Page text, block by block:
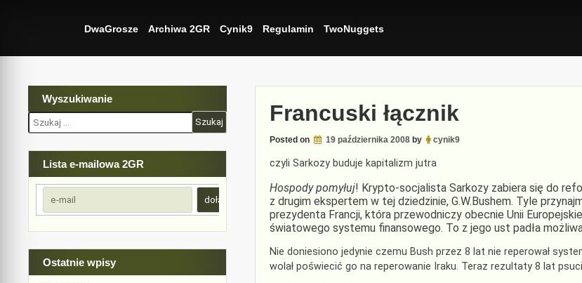
DwaGrosze Archiwa 2GR Cynik9 Regulamin TwoNuggets
Francuski łącznik
Posted on 19 października 2008by cynik9
czyli Sarkozy buduje kapitalizm jutra
Hospody pomyłuj! Krypto-socjalista Sarkozy zabiera się do
z drugim ekspertem w tej dziedzinie, G.W.Bushem. Tyle
prezydenta Francji, która przewodniczy obecnie Unii
światowego systemu finansowego. To z jego ust padła
Nie doniesiono jedynie czemu Bush przez 8 lat nie reperował
wolał poświecić go na reperowanie Iraku. Teraz rezultaty 8 lat
Wyszukiwanie
Szukaj:
Lista e-mailowa 2GR
Ostatnie wpisy